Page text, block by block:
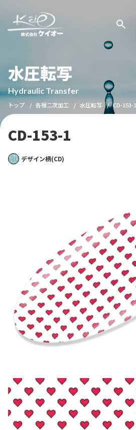
水圧転写
Hydraulic Transfer
トップ 各種二次加工 水圧転写 CD-153-1
CD-153-1
デザイン柄(CD)